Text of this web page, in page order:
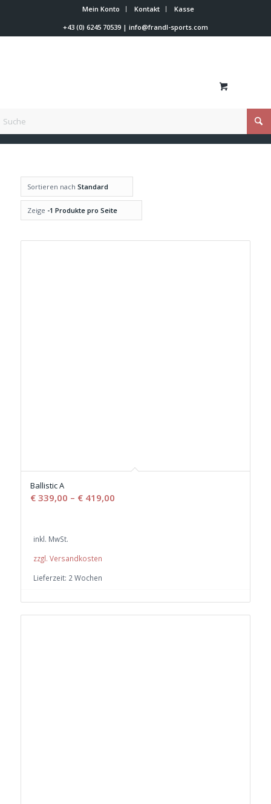
Mein Konto Kontakt
Kasse
+43 (0) 6245 70539| info@frandl-sports.com
Du bist hier:
Sortieren nach Standard
Zeige -1 Produkte pro Seite
Ballistic A
€339,00 – €419,00
inkl. MwSt.
zzgl. Versandkosten
Lieferzeit: 2 Wochen